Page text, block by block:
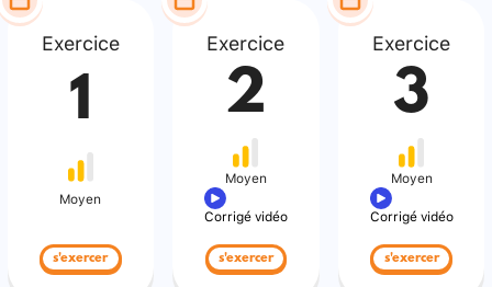
Exercice
1
Moyen
s'exercer
Exercice
2
Moyen
Corrigé vidéo
s'exercer
Exercice
3
Moyen
Corrigé vidéo
s'exercer